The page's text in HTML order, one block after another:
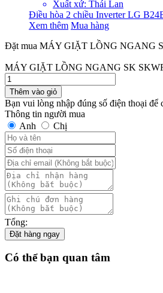
Xuất xứ: Thái Lan
Điều hòa 2 chiều Inverter LG
Xem thêm Mua hàng
Đặt mua MÁY GIẶT LỒNG NGANG
MÁY GIẶT LỒNG NGANG SK
Thêm vào giỏ
Bạn vui lòng nhập đúng số điện thoại
Thông tin người mua
Anh
Chị
Tổng:
Đặt hàng ngay
Có thể bạn quan tâm